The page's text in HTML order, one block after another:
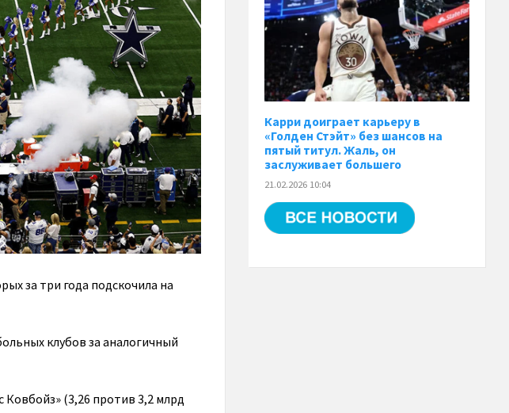
за три года подскочила на
клубов за аналогичный
Ковбойз» (3,26 против 3,2 млрд
Карри доиграет карьеру в
«Голден Стэйт» без шансов на
пятый титул. Жаль, он
заслуживает большего
21.02.2026 10:04